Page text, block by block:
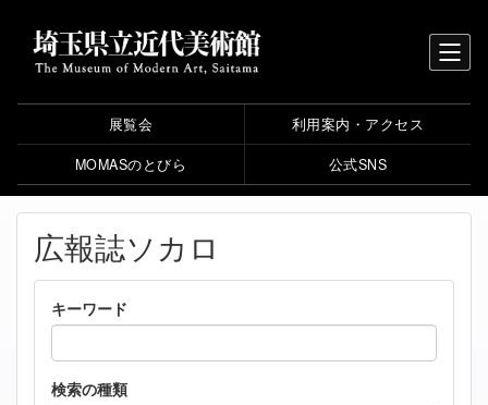
展覧会 利用案内・アクセス
MOMASのとびら 公式SNS
広報誌ソカロ
キーワード
検索の種類